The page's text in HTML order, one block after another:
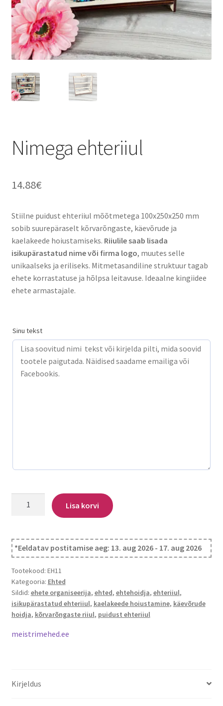
Sildid
Tee ise
Teenused
Minu konto
Nimega ehteriiul
14.88€
Stiilne puidust ehteriiul mõõtmetega 100x250x250 mm
sobib suurepäraselt kõrvarõngaste, käevõrude ja
kaelakeede hoiustamiseks. Riiulile saab lisada
isikupärastatud nime või firma logo, muutes selle
unikaalseks ja eriliseks. Mitmetasandiline struktuur tagab
ehete korrastatuse ja hõlpsa leitavuse. Ideaalne kingiidee
ehete armastajale.
Sinu tekst
Lisa korvi
*Eeldatav postitamise aeg: 13. aug 2026 - 17. aug 2026
Tootekood: EH11
Kategooria: Ehted
Sildid: ehete organiseerija, ehted, ehtehoidja, ehteriiul,
isikupärastatud ehteriiul, kaelakeede hoiustamine, käevõrude
hoidja, kõrvarõngaste riiul, puidust ehteriiul
meistrimehed.ee
Kirjeldus